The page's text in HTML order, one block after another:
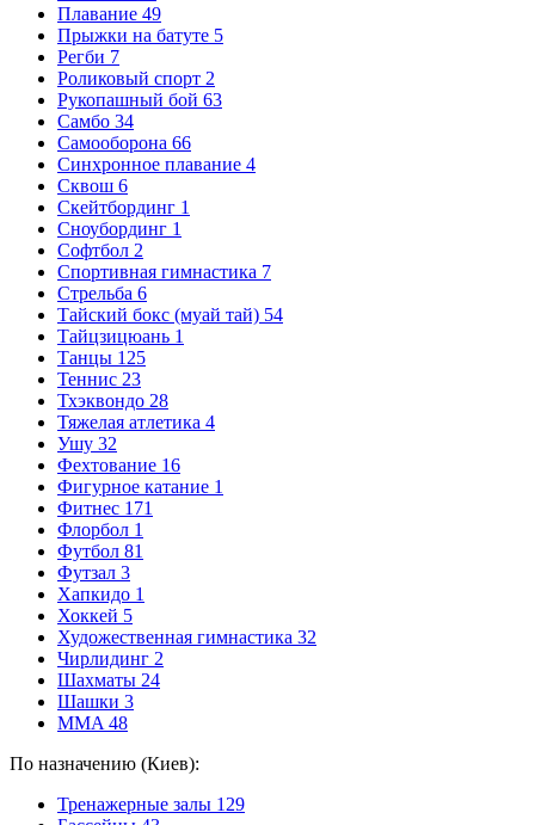
Плавание 49
Прыжки на батуте 5
Регби 7
Роликовый спорт 2
Рукопашный бой 63
Самбо 34
Самооборона 66
Синхронное плавание 4
Сквош 6
Скейтбординг 1
Сноубординг 1
Софтбол 2
Спортивная гимнастика 7
Стрельба 6
Тайский бокс (муай тай) 54
Тайцзицюань 1
Танцы 125
Теннис 23
Тхэквондо 28
Тяжелая атлетика 4
Ушу 32
Фехтование 16
Фигурное катание 1
Фитнес 171
Флорбол 1
Футбол 81
Футзал 3
Хапкидо 1
Хоккей 5
Художественная гимнастика 32
Чирлидинг 2
Шахматы 24
Шашки 3
MMA 48
По назначению (Киев):
Тренажерные залы 129